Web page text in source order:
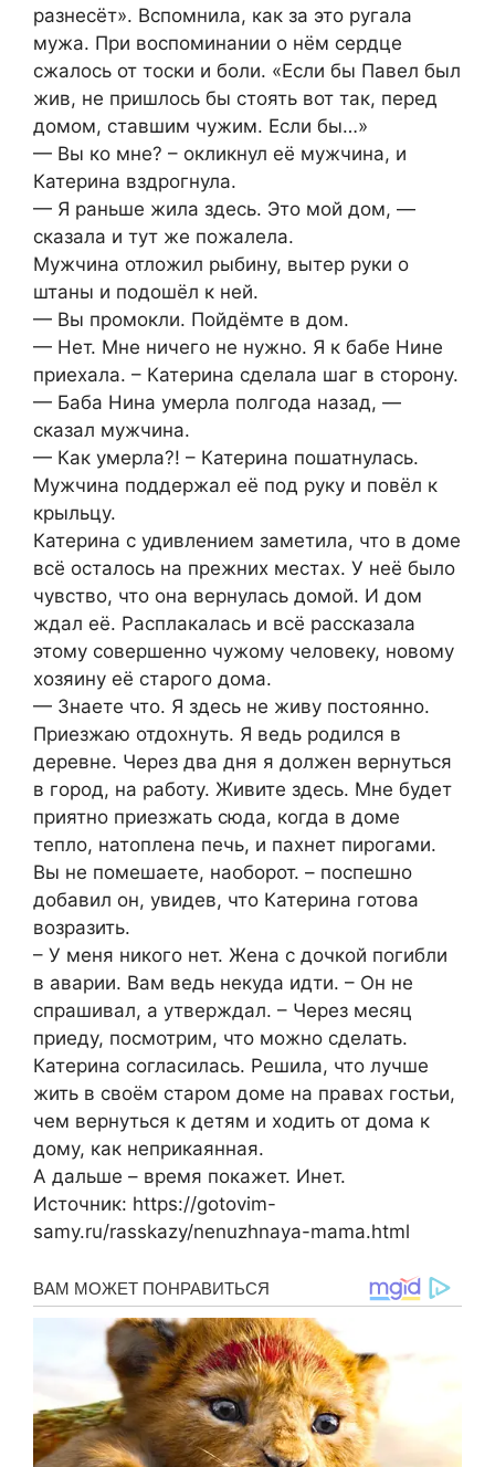
разнесёт». Вспомнила, как за это ругала
мужа. При воспоминании о нём сердце
сжалось от тоски и боли. «Если бы Павел был
жив, не пришлось бы стоять вот так, перед
домом, ставшим чужим. Если бы…»
— Вы ко мне? – окликнул её мужчина, и
Катерина вздрогнула.
— Я раньше жила здесь. Это мой дом, —
сказала и тут же пожалела.
Мужчина отложил рыбину, вытер руки о
штаны и подошёл к ней.
— Вы промокли. Пойдёмте в дом.
— Нет. Мне ничего не нужно. Я к бабе Нине
приехала. – Катерина сделала шаг в сторону.
— Баба Нина умерла полгода назад, —
сказал мужчина.
— Как умерла?! – Катерина пошатнулась.
Мужчина поддержал её под руку и повёл к
крыльцу.
Катерина с удивлением заметила, что в доме
всё осталось на прежних местах. У неё было
чувство, что она вернулась домой. И дом
ждал её. Расплакалась и всё рассказала
этому совершенно чужому человеку, новому
хозяину её старого дома.
— Знаете что. Я здесь не живу постоянно.
Приезжаю отдохнуть. Я ведь родился в
деревне. Через два дня я должен вернуться
в город, на работу. Живите здесь. Мне будет
приятно приезжать сюда, когда в доме
тепло, натоплена печь, и пахнет пирогами.
Вы не помешаете, наоборот. – поспешно
добавил он, увидев, что Катерина готова
возразить.
– У меня никого нет. Жена с дочкой погибли
в аварии. Вам ведь некуда идти. – Он не
спрашивал, а утверждал. – Через месяц
приеду, посмотрим, что можно сделать.
Катерина согласилась. Решила, что лучше
жить в своём старом доме на правах гостьи,
чем вернуться к детям и ходить от дома к
дому, как неприкаянная.
А дальше – время покажет. Инет.
Источник: https://gotovim-
samy.ru/rasskazy/nenuzhnaya-mama.html